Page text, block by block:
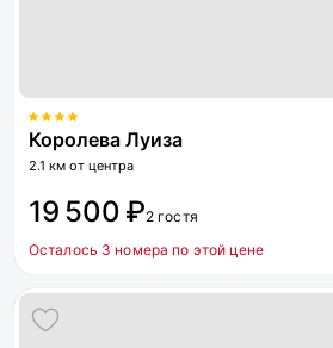
Королева Луиза
2.1 км от центра
19 500 ₽2 гостя
Осталось 3 номера по этой цене